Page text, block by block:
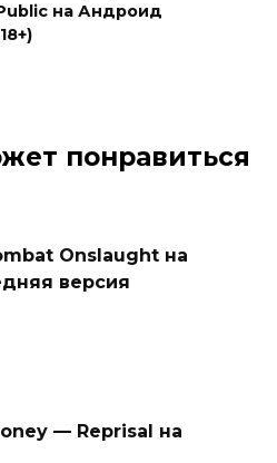
на Андроид
понравиться
Onslaught на
версия
— Reprisal на